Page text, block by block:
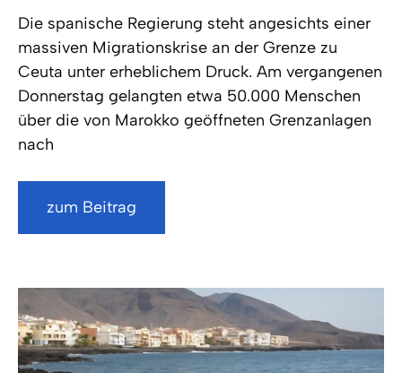
Die spanische Regierung steht angesichts einer
massiven Migrationskrise an der Grenze zu
Ceuta unter erheblichem Druck. Am vergangenen
Donnerstag gelangten etwa 50.000 Menschen
über die von Marokko geöffneten Grenzanlagen
nach
zum Beitrag